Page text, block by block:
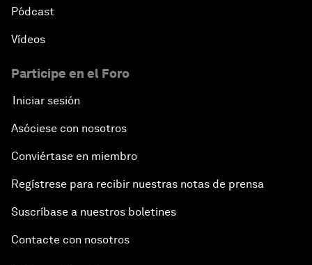
Pódcast
Vídeos
Participe en el Foro
Iniciar sesión
Asóciese con nosotros
Conviértase en miembro
Regístrese para recibir nuestras notas de prensa
Suscríbase a nuestros boletines
Contacte con nosotros